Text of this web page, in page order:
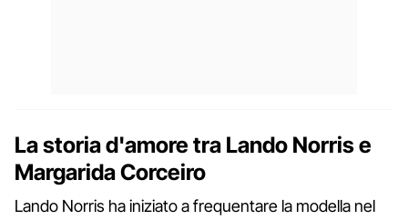
La storia d'amore tra Lando Norris e
Margarida Corceiro
Lando Norris ha iniziato a frequentare la modella nel